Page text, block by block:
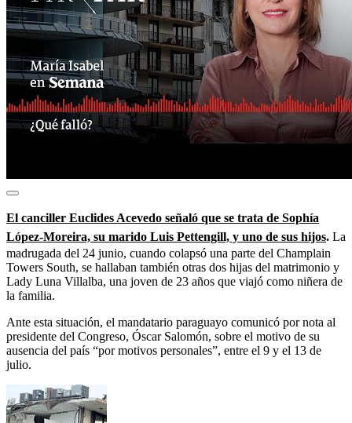
El canciller Euclides Acevedo señaló que se trata de Sophía
López-Moreira, su marido Luis Pettengill, y uno de sus hijos. La
madrugada del 24 junio, cuando colapsó una parte del Champlain
Towers South, se hallaban también otras dos hijas del matrimonio y
Lady Luna Villalba, una joven de 23 años que viajó como niñera de
la familia.
Ante esta situación, el mandatario paraguayo comunicó por nota al
presidente del Congreso, Óscar Salomón, sobre el motivo de su
ausencia del país “por motivos personales”, entre el 9 y el 13 de
julio.